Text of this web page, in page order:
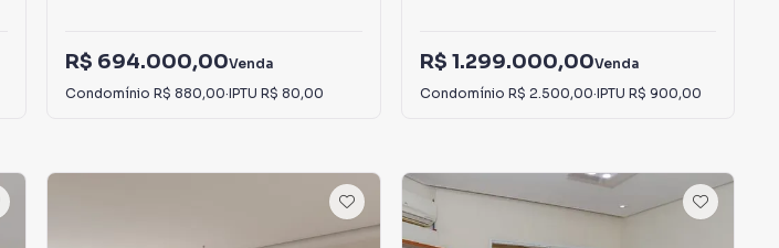
R$ 694.000,00Venda
Condomínio R$ 880,00·IPTU R$ 80,00
R$ 1.299.000,00Venda
Condomínio R$ 2.500,00·IPTU R$ 900,00